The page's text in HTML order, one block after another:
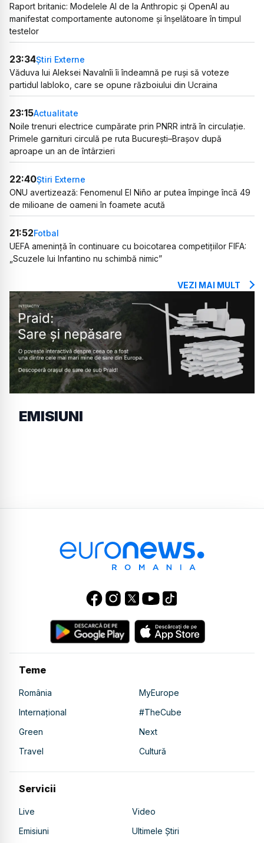
Raport britanic: Modelele AI de la Anthropic și OpenAI au
manifestat comportamente autonome și înșelătoare în timpul
testelor
23:34Știri Externe
Văduva lui Aleksei Navalnîi îi îndeamnă pe ruși să voteze
partidul Iabloko, care se opune războiului din Ucraina
23:15Actualitate
Noile trenuri electrice cumpărate prin PNRR intră în circulație.
Primele garnituri circulă pe ruta București–Brașov după
aproape un an de întârzieri
22:40Știri Externe
ONU avertizează: Fenomenul El Niño ar putea împinge încă 49
de milioane de oameni în foamete acută
21:52Fotbal
UEFA amenință în continuare cu boicotarea competițiilor FIFA:
„Scuzele lui Infantino nu schimbă nimic”
VEZI MAI MULT
EMISIUNI
Teme
România
MyEurope
Internațional
#TheCube
Green
Next
Travel
Cultură
Servicii
Live
Video
Emisiuni
Ultimele Știri